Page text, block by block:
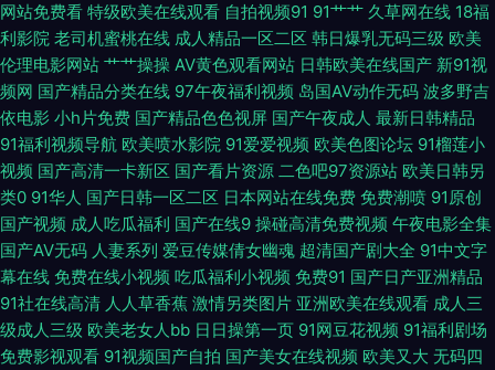
福利导航大全 91探花 www恋足com 国模吧20p 国产福利合集99 久久精品
国产精品 青青草视频香蕉视频污 日韩伦理片 色玖玖精品 91jk黑丝在线观看
91磨菇网 Av网址麻豆 波多野结衣午夜探花 玖玖爱资源网 日逼不卡 香蕉伊思
人在线12 51吃瓜网乱子伦精品 91精品54 超碰在线视91 国产21页草草 国产
欧美精品网 户外露出在线观看 四虎影院8848 亚洲99精品综合 91AV国产精
品 91豆花网站免费观看 91九色蝌蚪人妻 91人妻福利精品 91探花在线 91在
线网址 a黄色视频 人人操超碰蜜臀AV 婷婷色播亚洲综合色播 尤物亚洲不卡
网站免费看 特级欧美在线观看 自拍视频91 91艹艹 久草网在线 18福
利影院 老司机蜜桃在线 成人精品一区二区 韩日爆乳无码三级 欧美
伦理电影网站 艹艹操操 AV黄色观看网站 日韩欧美在线国产 新91视
频网 国产精品分类在线 97午夜福利视频 岛国AV动作无码 波多野吉
依电影 小h片免费 国产精品色色视屏 国产午夜成人 最新日韩精品
91福利视频导航 欧美喷水影院 91爱爱视频 欧美色图论坛 91榴莲小
视频 国产高清一卡新区 国产看片资源 二色吧97资源站 欧美日韩另
类0 91华人 国产日韩一区二区 日本网站在线免费 免费潮喷 91原创
国产视频 成人吃瓜福利 国产在线9 操碰高清免费视频 午夜电影全集
国产AV无码 人妻系列 爱豆传媒倩女幽魂 超清国产剧大全 91中文字
幕在线 免费在线小视频 吃瓜福利小视频 免费91 国产日产亚洲精品
91社在线高清 人人草香蕉 激情另类图片 亚洲欧美在线观看 成人三
级成人三级 欧美老女人bb 日日操第一页 91网豆花视频 91福利剧场
免费影视观看 91视频国产自拍 国产美女在线视频 欧美又大 无码四